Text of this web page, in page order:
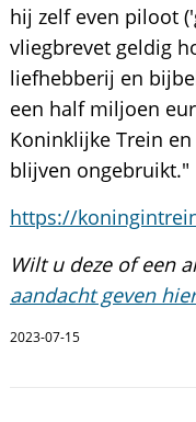
hij zelf even piloot
vliegbrevet geldig
liefhebberij en
een half miljoen
Koninklijke Trein
blijven ongebruikt."
https://
Wilt u deze of een
aandacht geven hier
2023-07-15